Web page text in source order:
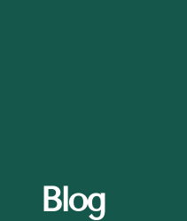
Blog